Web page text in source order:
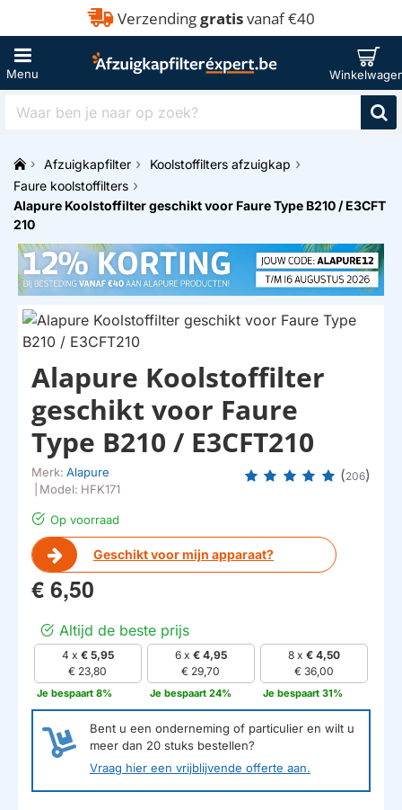
Verzendinggratisvanaf €40
Waar
naar
op
zoek?
h
o
m
Afzuigkapfilter
Koolstoffilters afzuigkap
Faure koolstoffilters
Alapure Koolstoffilter geschikt voor Faure Type B210 / E3CFT
210
HUISMERK
Op voorraad
Geschikt voor mijn apparaat?
Alapure Koolstoffilter
geschikt voor Faure
Type B210 / E3CFT210
Merk: Alapure
Model: HFK171
(206)
€ 6,50
Altijd de beste prijs
4 x € 5,95
€ 23,80
Je bespaart 8%
6 x € 4,95
€ 29,70
Je bespaart 24%
8 x € 4,50
€ 36,00
Je bespaart 31%
Bent u een onderneming of particulier en wilt u
meer dan 20 stuks bestellen?
Vraag hier een vrijblijvende offerte aan.